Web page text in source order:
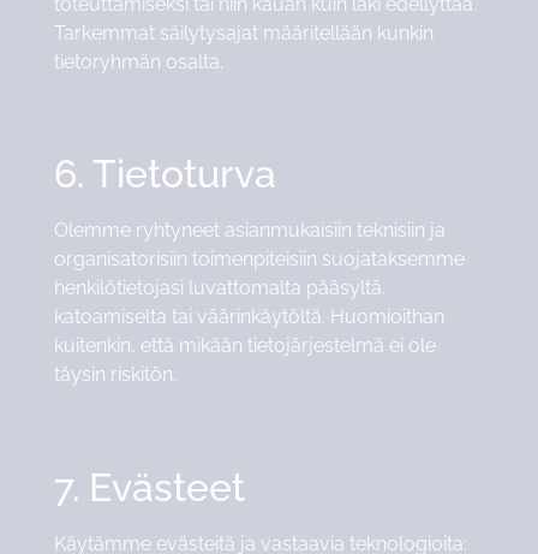
Tarkemmat säilytysajat määritellään kunkin
tietoryhmän osalta.
6. Tietoturva
Olemme ryhtyneet asianmukaisiin teknisiin ja
organisatorisiin toimenpiteisiin suojataksemme
henkilötietojasi luvattomalta pääsyltä,
katoamiselta tai väärinkäytöltä. Huomioithan
kuitenkin, että mikään tietojärjestelmä ei ole
täysin riskitön.
7. Evästeet
Käytämme evästeitä ja vastaavia teknologioita: